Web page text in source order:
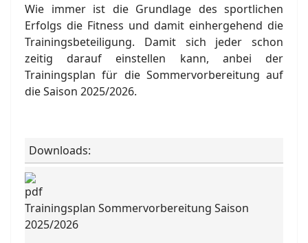
Wie immer ist die Grundlage des sportlichen
Erfolgs die Fitness und damit einhergehend die
Trainingsbeteiligung. Damit sich jeder schon
zeitig darauf einstellen kann, anbei der
Trainingsplan für die Sommervorbereitung auf
die Saison 2025/2026.
Downloads:
Trainingsplan Sommervorbereitung Saison
2025/2026